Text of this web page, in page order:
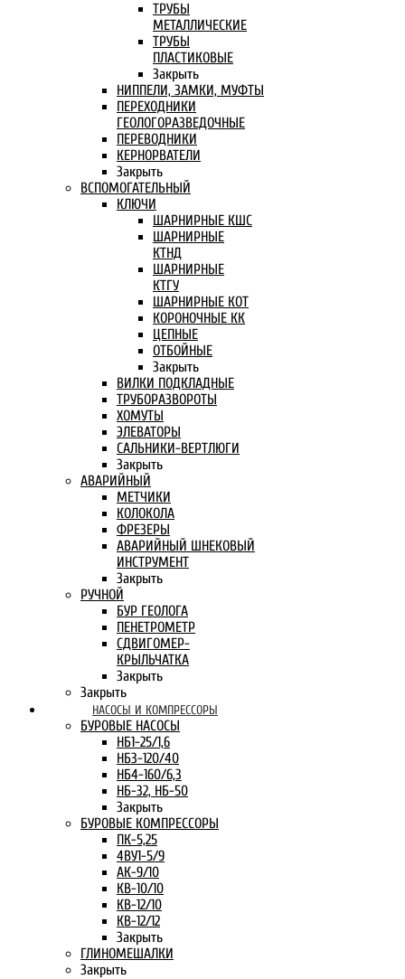
ТРУБЫ
МЕТАЛЛИЧЕСКИЕ
ТРУБЫ
ПЛАСТИКОВЫЕ
Закрыть
НИППЕЛИ, ЗАМКИ, МУФТЫ
ПЕРЕХОДНИКИ
ГЕОЛОГОРАЗВЕДОЧНЫЕ
ПЕРЕВОДНИКИ
КЕРНОРВАТЕЛИ
Закрыть
ВСПОМОГАТЕЛЬНЫЙ
КЛЮЧИ
ШАРНИРНЫЕ КШС
ШАРНИРНЫЕ
КТНД
ШАРНИРНЫЕ
КТГУ
ШАРНИРНЫЕ КОТ
КОРОНОЧНЫЕ КК
ЦЕПНЫЕ
ОТБОЙНЫЕ
Закрыть
ВИЛКИ ПОДКЛАДНЫЕ
ТРУБОРАЗВОРОТЫ
ХОМУТЫ
ЭЛЕВАТОРЫ
САЛЬНИКИ-ВЕРТЛЮГИ
Закрыть
АВАРИЙНЫЙ
МЕТЧИКИ
КОЛОКОЛА
ФРЕЗЕРЫ
АВАРИЙНЫЙ ШНЕКОВЫЙ
ИНСТРУМЕНТ
Закрыть
РУЧНОЙ
БУР ГЕОЛОГА
ПЕНЕТРОМЕТР
СДВИГОМЕР-
КРЫЛЬЧАТКА
Закрыть
Закрыть
НАСОСЫ И КОМПРЕССОРЫ
БУРОВЫЕ НАСОСЫ
НБ1-25/1,6
НБ3-120/40
НБ4-160/6,3
НБ-32, НБ-50
Закрыть
БУРОВЫЕ КОМПРЕССОРЫ
ПК-5,25
4ВУ1-5/9
АК-9/10
КВ-10/10
КВ-12/10
КВ-12/12
Закрыть
ГЛИНОМЕШАЛКИ
Закрыть